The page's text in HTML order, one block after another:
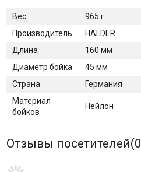
Вес
965 г
Производитель
HALDER
Длина
160 мм
Диаметр бойка
45 мм
Страна
Германия
Материал
бойков
Нейлон
Отзывы посетителей(0